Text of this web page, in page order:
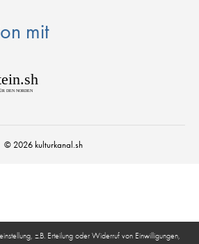
mit
DEN NORDEN
© 2026 kulturkanal.sh
z.B. Erteilung oder Widerruf von Einwilligungen,